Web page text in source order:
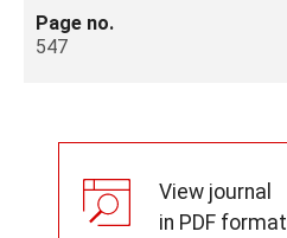
Page no.
547
View journal
in PDF format